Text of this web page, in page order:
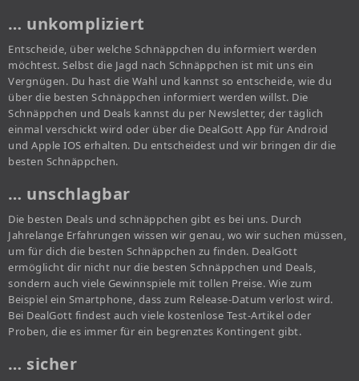
… unkompliziert
Entscheide, über welche Schnäppchen du informiert werden
möchtest. Selbst die Jagd nach Schnäppchen ist mit uns ein
Vergnügen. Du hast die Wahl und kannst so entscheide, wie du
über die besten Schnäppchen informiert werden willst. Die
Schnäppchen und Deals kannst du per Newsletter, der täglich
einmal verschickt wird oder über die DealGott App für Android
und Apple IOS erhalten. Du entscheidest und wir bringen dir die
besten Schnäppchen.
… unschlagbar
Die besten Deals und schnäppchen gibt es bei uns. Durch
Jahrelange Erfahrungen wissen wir genau, wo wir suchen müssen,
um für dich die besten Schnäppchen zu finden. DealGott
ermöglicht dir nicht nur die besten Schnäppchen und Deals,
sondern auch viele Gewinnspiele mit tollen Preise. Wie zum
Beispiel ein Smartphone, dass zum Release-Datum verlost wird.
Bei DealGott findest auch viele kostenlose Test-Artikel oder
Proben, die es immer für ein begrenztes Kontingent gibt.
… sicher